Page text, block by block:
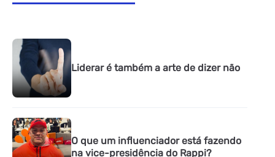
Liderar é também a arte de dizer não
O que um influenciador está fazendo
na vice-presidência do Rappi?